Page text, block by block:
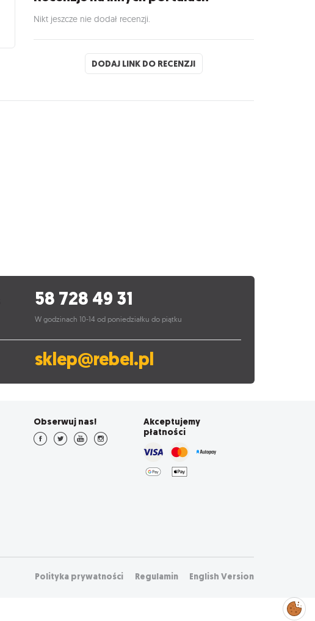
Nikt jeszcze nie dodał recenzji.
DODAJ LINK DO RECENZJI
58 728 49 31
W godzinach 10-14 od poniedziałku do piątku
sklep@rebel.pl
Obserwuj nas!
Akceptujemy
płatności
Polityka prywatności Regulamin English Version
Zarządzaj
preferencjami
cookies